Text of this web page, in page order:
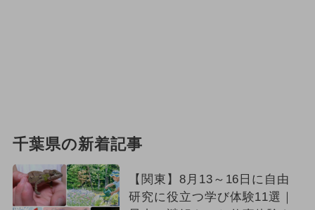
千葉県の新着記事
【関東】8月13～16日に自由
研究に役立つ学び体験11選｜